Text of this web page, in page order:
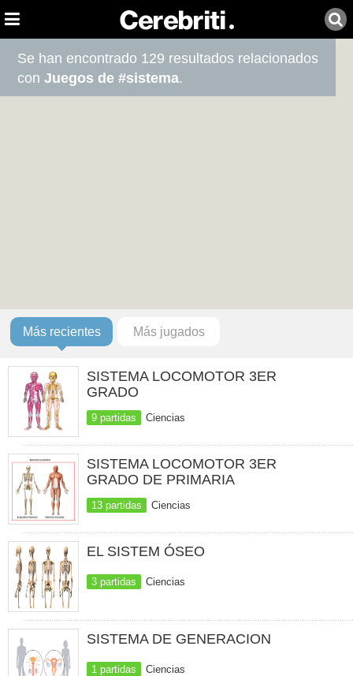
Se han encontrado 129 resultados relacionados
conJuegos de #sistema.
Más recientes Más jugados
SISTEMA LOCOMOTOR 3ER
GRADO
9 partidas Ciencias
SISTEMA LOCOMOTOR 3ER
GRADO DE PRIMARIA
13 partidas Ciencias
EL SISTEM ÓSEO
3 partidas Ciencias
SISTEMA DE GENERACION
1 partidas Ciencias